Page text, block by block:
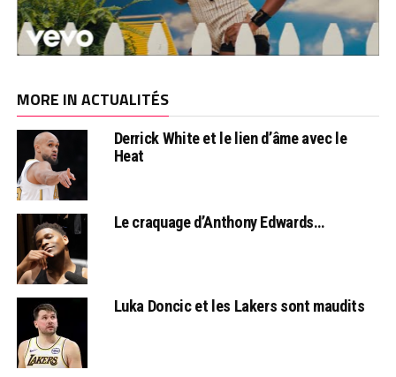
MORE IN ACTUALITÉS
Derrick White et le lien d’âme avec le
Heat
Le craquage d’Anthony Edwards…
Luka Doncic et les Lakers sont maudits